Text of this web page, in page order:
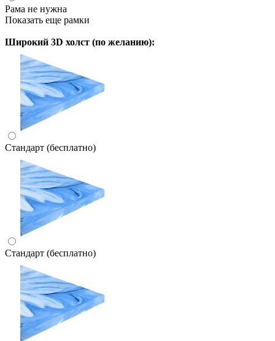
Рама не нужна
Показать еще рамки
Широкий 3D холст (по желанию):
Стандарт (бесплатно)
Стандарт (бесплатно)